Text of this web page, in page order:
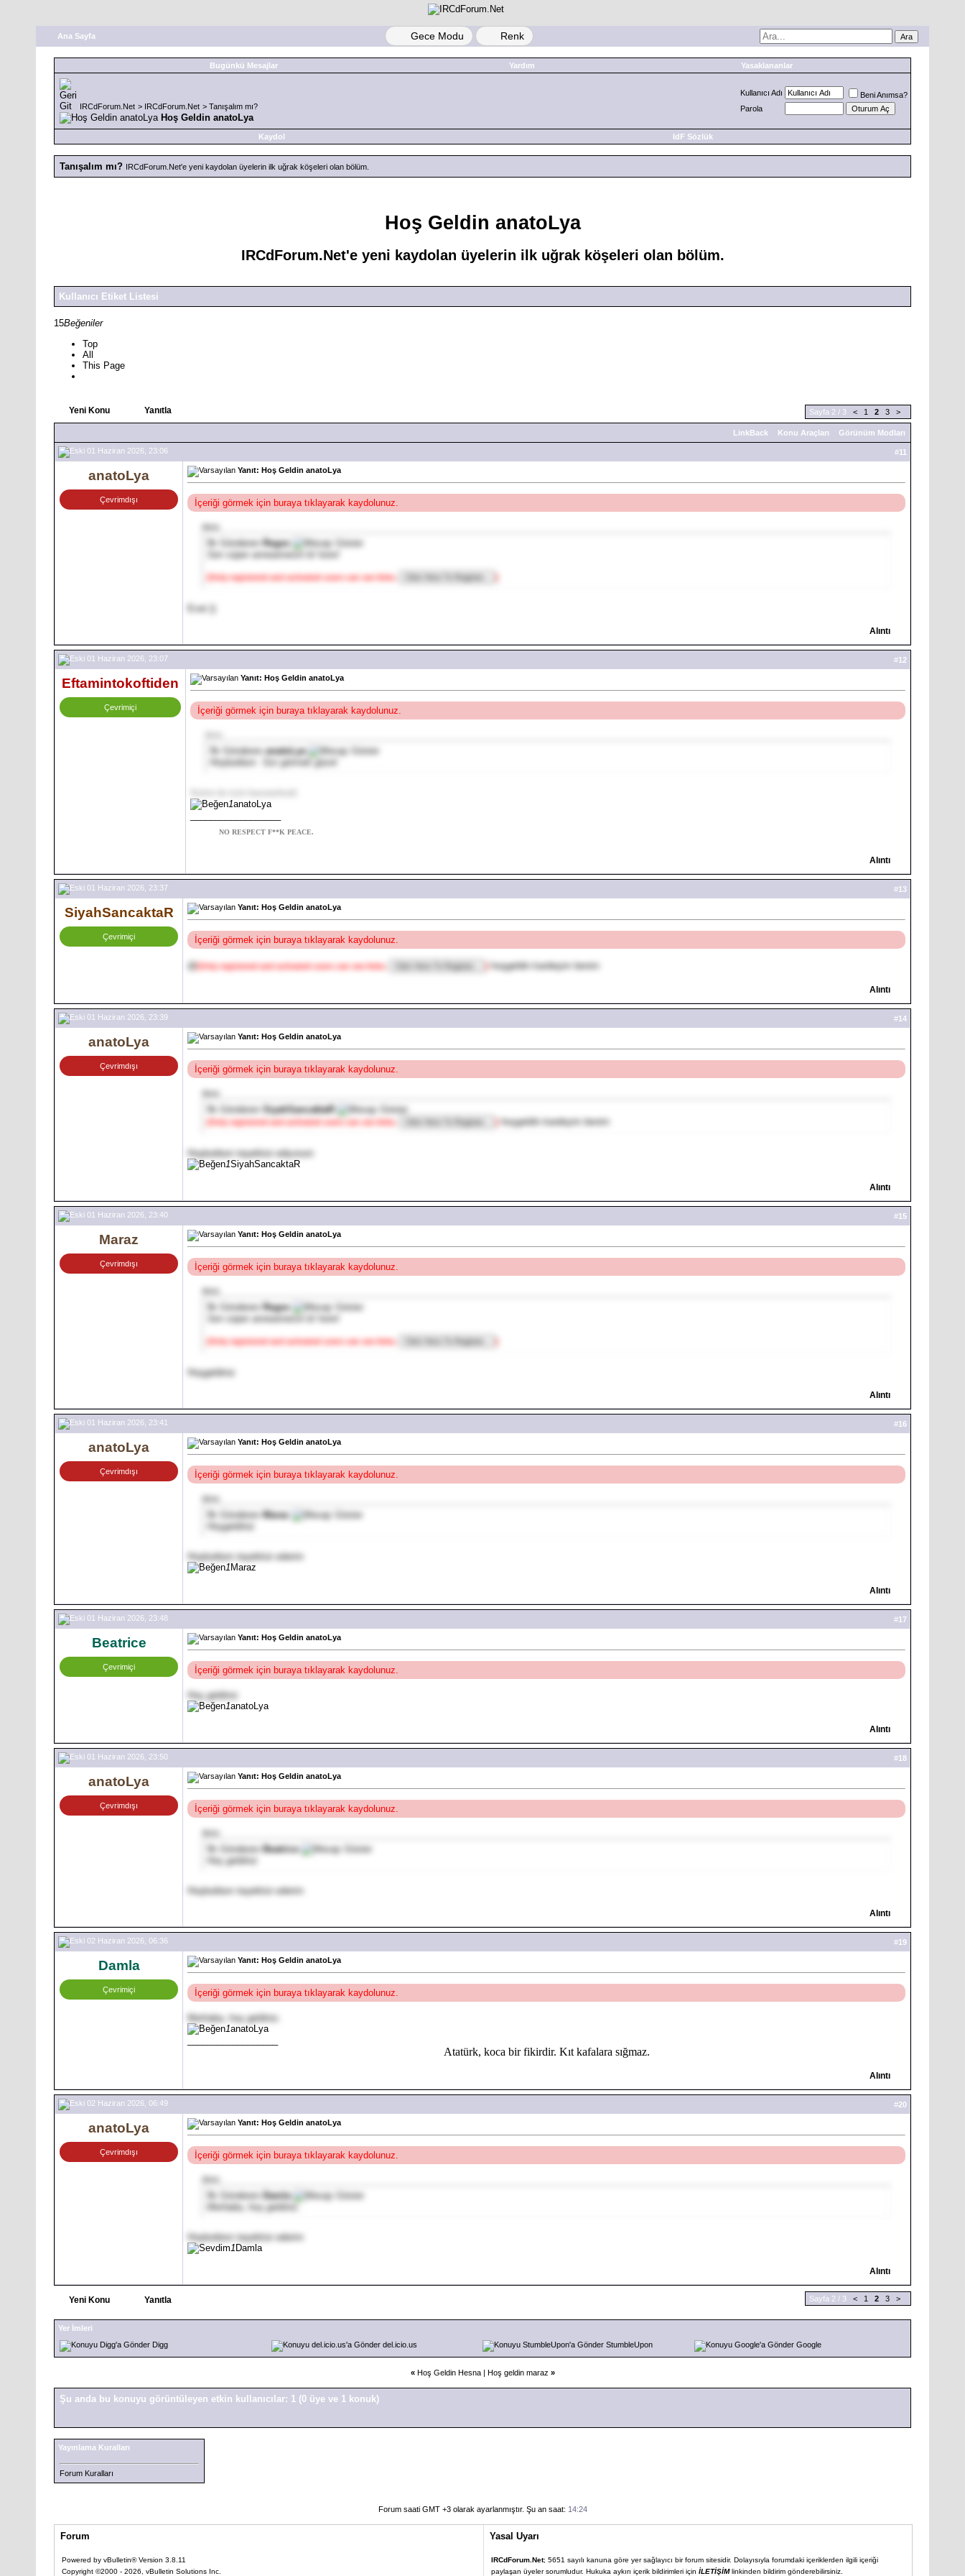
Ana Sayfa Gece Modu Renk
Bugünkü Mesajlar Yardım Yasaklananlar
IRCdForum.Net > IRCdForum.Net > Tanışalım mı?
Hoş Geldin anatoLya
Kullanıcı Adı
Beni Anımsa?
Parola
Kaydol IdF Sözlük
Tanışalım mı? IRCdForum.Net'e yeni kaydolan üyelerin ilk uğrak köşeleri olan bölüm.
Hoş Geldin anatoLya
IRCdForum.Net'e yeni kaydolan üyelerin ilk uğrak köşeleri olan bölüm.
Kullanıcı Etiket Listesi
15Beğeniler
Top
All
This Page
Yeni Konu Yanıtla Sayfa 2 / 3 < 1 2 3 >
LinkBack Konu Araçları Görünüm Modları
01 Haziran 2026, 23:06 #11
anatoLya
Çevrimdışı
Yanıt: Hoş Geldin anatoLya
İçeriği görmek için buraya tıklayarak kaydolunuz.
Alıntı:
İlk Gönderen Regex
Sen süper anneannesin bi' kere!
[Only registered and activated users can see links.
Evet
Alıntı
01 Haziran 2026, 23:07 #12
Eftamintokoftiden
Çevrimiçi
Yanıt: Hoş Geldin anatoLya
İçeriği görmek için buraya tıklayarak kaydolunuz.
İlk GönderenanatoLya
Hoşbuldum
Sizi görmek güzel
1anatoLya
NO RESPECT F**K PEACE.
Alıntı
01 Haziran 2026, 23:37 #13
SiyahSancaktaR
Çevrimiçi
Yanıt: Hoş Geldin anatoLya
İçeriği görmek için buraya tıklayarak kaydolunuz.
@ [Only registered and activated users can see links. hoşgeldin kardeşim benim
Alıntı
01 Haziran 2026, 23:39 #14
anatoLya
Çevrimdışı
Yanıt: Hoş Geldin anatoLya
İçeriği görmek için buraya tıklayarak kaydolunuz.
Alıntı:
İlk Gönderen SiyahSancaktaR
[Only registered and activated users can see links. hoşgeldin kardeşim benim
Hoşbuldum teşekkür ediyorum
1SiyahSancaktaR
Alıntı
01 Haziran 2026, 23:40 #15
Maraz
Çevrimdışı
Yanıt: Hoş Geldin anatoLya
İçeriği görmek için buraya tıklayarak kaydolunuz.
Alıntı:
İlk Gönderen Regex
Sen süper anneannesin bi' kere!
[Only registered and activated users can see links.
Hoşgeldiniz
Alıntı
01 Haziran 2026, 23:41 #16
anatoLya
Çevrimdışı
Yanıt: Hoş Geldin anatoLya
İçeriği görmek için buraya tıklayarak kaydolunuz.
Alıntı:
İlk GönderenMaraz
Hoşgeldiniz
Hoşbuldum teşekkür ederim
1Maraz
Alıntı
01 Haziran 2026, 23:48 #17
Beatrice
Çevrimiçi
Yanıt: Hoş Geldin anatoLya
İçeriği görmek için buraya tıklayarak kaydolunuz.
Hoş geldiniz
1anatoLya
Alıntı
01 Haziran 2026, 23:50 #18
anatoLya
Çevrimdışı
Yanıt: Hoş Geldin anatoLya
İçeriği görmek için buraya tıklayarak kaydolunuz.
Alıntı:
İlk GönderenBeatrice
Hoş geldiniz
Hoşbuldum teşekkür ederim
Alıntı
02 Haziran 2026, 06:36 #19
Damla
Çevrimiçi
Yanıt: Hoş Geldin anatoLya
İçeriği görmek için buraya tıklayarak kaydolunuz.
Merhaba, hoş geldiniz.
1anatoLya
Atatürk, koca bir fikirdir. Kıt kafalara sığmaz.
Alıntı
02 Haziran 2026, 06:49 #20
anatoLya
Çevrimdışı
Yanıt: Hoş Geldin anatoLya
İçeriği görmek için buraya tıklayarak kaydolunuz.
Alıntı:
İlk Gönderen Damla
Merhaba, hoş geldiniz.
Hoşbuldum teşekkür ederim
1Damla
Alıntı
Yeni Konu Yanıtla Sayfa 2 / 3 < 1 2 3 >
Yer İmleri
Digg
del.icio.us StumbleUpon Google
« Hoş Geldin Hesna| Hoş geldin maraz »
Şu anda bu konuyu görüntüleyen etkin kullanıcılar: 1 (0 üye ve 1 konuk)
Yayınlama Kuralları
Forum Kuralları
Forum saati GMT +3 olarak ayarlanmıştır. Şu an saat: 14:24
Forum
Powered by vBulletin® Version 3.8.11
Copyright ©2000 - 2026, vBulletin Solutions Inc.
Yasal Uyarı
IRCdForum.Net; 5651 sayılı kanuna göre yer sağlayıcı bir forum sitesidir. Dolayısıyla forumdaki içeriklerden ilgili içeriği
paylaşan üyeler sorumludur. Hukuka aykırı içerik bildirimleri için İLETİŞİMlinkinden bildirim gönderebilirsiniz.